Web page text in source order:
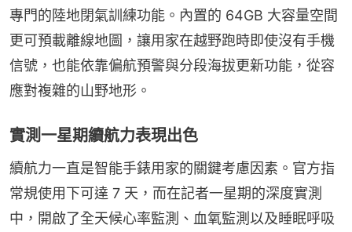
專門的陸地閉氣訓練功能。內置的 64GB 大容量空間
更可預載離線地圖，讓用家在越野跑時即使沒有手機
信號，也能依靠偏航預警與分段海拔更新功能，從容
應對複雜的山野地形。
實測一星期續航力表現出色
續航力一直是智能手錶用家的關鍵考慮因素。官方指
常規使用下可達 7 天，而在記者一星期的深度實測
中，開啟了全天候心率監測、血氧監測以及睡眠呼吸